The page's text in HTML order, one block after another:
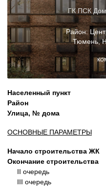
ГК ПСК
Район:
Тюмень,
Населенный пункт
Район
Улица, № дома
ОСНОВНЫЕ ПАРАМЕТРЫ
Начало строительства ЖК
Окончание строительства
II очередь
III очередь